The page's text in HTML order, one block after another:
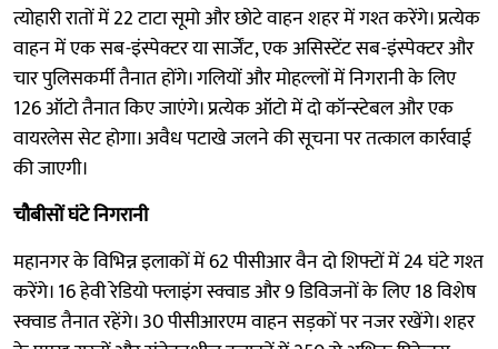
त्योहारी रातों में 22 टाटा सूमो और छोटे वाहन शहर में गश्त करेंगे। प्रत्येक
वाहन में एक सब-इंस्पेक्टर या सार्जेंट, एक असिस्टेंट सब-इंस्पेक्टर और
चार पुलिसकर्मी तैनात होंगे। गलियों और मोहल्लों में निगरानी के लिए
126 ऑटो तैनात किए जाएंगे। प्रत्येक ऑटो में दो कॉन्स्टेबल और एक
वायरलेस सेट होगा। अवैध पटाखे जलने की सूचना पर तत्काल कार्रवाई
की जाएगी।
चौबीसों घंटे निगरानी
महानगर के विभिन्न इलाकों में 62 पीसीआर वैन दो शिफ्टों में 24 घंटे गश्त
करेंगे। 16 हेवी रेडियो फ्लाइंग स्क्वाड और 9 डिविजनों के लिए 18 विशेष
स्क्वाड तैनात रहेंगे। 30 पीसीआरएम वाहन सड़कों पर नजर रखेंगे। शहर